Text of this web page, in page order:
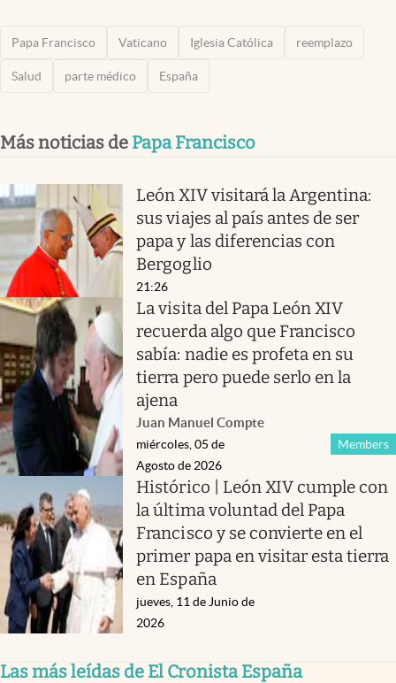
Papa Francisco Vaticano Iglesia Católica reemplazo
Salud parte médico España
Más noticias de Papa Francisco
León XIV visitará la Argentina:
sus viajes al país antes de ser
papa y las diferencias con
Bergoglio
21:26
La visita del Papa León XIV
recuerda algo que Francisco
sabía: nadie es profeta en su
tierra pero puede serlo en la
ajena
Juan Manuel Compte
Members
miércoles, 05 de
Agosto de 2026
Histórico | León XIV cumple con
la última voluntad del Papa
Francisco y se convierte en el
primer papa en visitar esta tierra
en España
jueves, 11 de Junio de
2026
Las más leídas de El Cronista España